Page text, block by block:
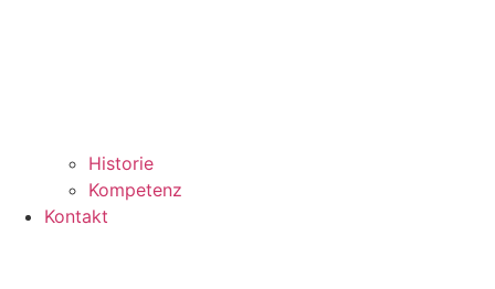
Historie
Kompetenz
Kontakt